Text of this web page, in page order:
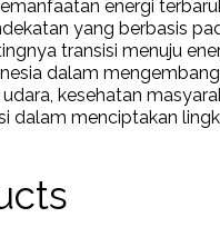
energi
yang berbasis
transisi menuju
dalam
kesehatan
dalam menciptakan